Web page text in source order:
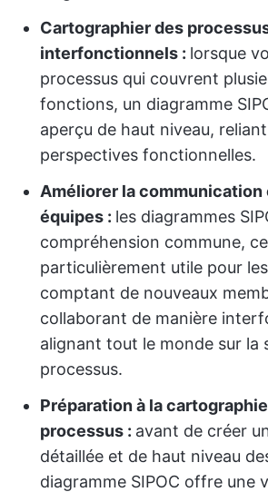
Cartographier des
interfonctionnels : lorsque
processus qui couvrent
fonctions, un diagramme
aperçu de haut niveau,
perspectives fonctionnelles.
Améliorer la communication
équipes : les diagrammes
compréhension commune,
particulièrement utile pour
comptant de nouveaux
collaborant de manière
alignant tout le monde sur la
processus.
Préparation à la
processus : avant de créer
détaillée et de haut niveau
diagramme SIPOC offre une